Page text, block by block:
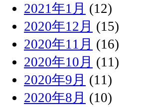
2021年1月 (12)
2020年12月 (15)
2020年11月 (16)
2020年10月 (11)
2020年9月 (11)
2020年8月 (10)